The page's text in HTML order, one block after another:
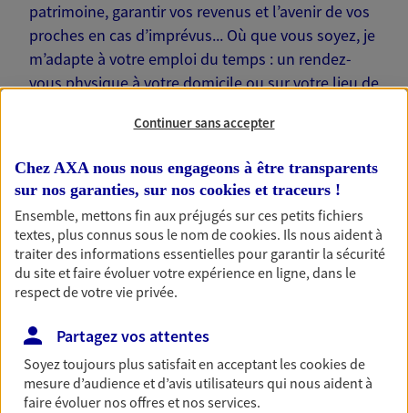
patrimoine, garantir vos revenus et l’avenir de vos
proches en cas d’imprévus... Où que vous soyez, je
m’adapte à votre emploi du temps : un rendez-
vous physique à votre domicile ou sur votre lieu de
Nos offres phares
Épargne
Réalisez vos projets grâce à votre épargne : achat
immobilier, études des enfants ou voyage autour
du monde… Épargnez à votre rythme et
simplement, selon votre profil.
Continuer sans accepter
Chez AXA nous nous engageons à être transparents
sur nos garanties, sur nos cookies et traceurs !
Ensemble, mettons fin aux préjugés sur ces petits fichiers
textes, plus connus sous le nom decookies. Ils nous aident à
traiter des informations essentielles pour garantir la sécurité
du site et faire évoluer votre expérience en ligne, dans le
respect de votre vie privée.
Partagez vos attentes
Soyez toujours plus satisfait en acceptant lescookiesde
mesure d’audience et d’avis utilisateurs qui nous aident à
faire évoluer nos offres et nos services.